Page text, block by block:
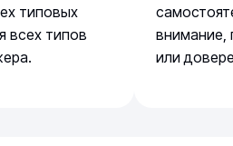
типовых
всех типов
внимание,
или